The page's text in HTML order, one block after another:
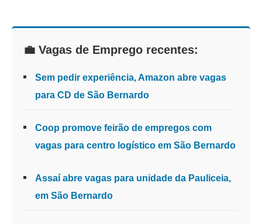
💼 Vagas de Emprego recentes:
Sem pedir experiência, Amazon abre vagas
para CD de São Bernardo
Coop promove feirão de empregos com
vagas para centro logístico em São Bernardo
Assaí abre vagas para unidade da Pauliceia,
em São Bernardo